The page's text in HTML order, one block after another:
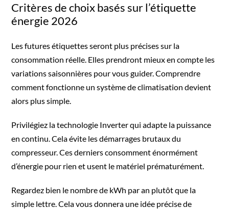
Critères de choix basés sur l’étiquette
énergie 2026
Les futures étiquettes seront plus précises sur la
consommation réelle. Elles prendront mieux en compte les
variations saisonnières pour vous guider. Comprendre
comment fonctionne un système de climatisation devient
alors plus simple.
Privilégiez la technologie Inverter qui adapte la puissance
en continu. Cela évite les démarrages brutaux du
compresseur. Ces derniers consomment énormément
d’énergie pour rien et usent le matériel prématurément.
Regardez bien le nombre de kWh par an plutôt que la
simple lettre. Cela vous donnera une idée précise de